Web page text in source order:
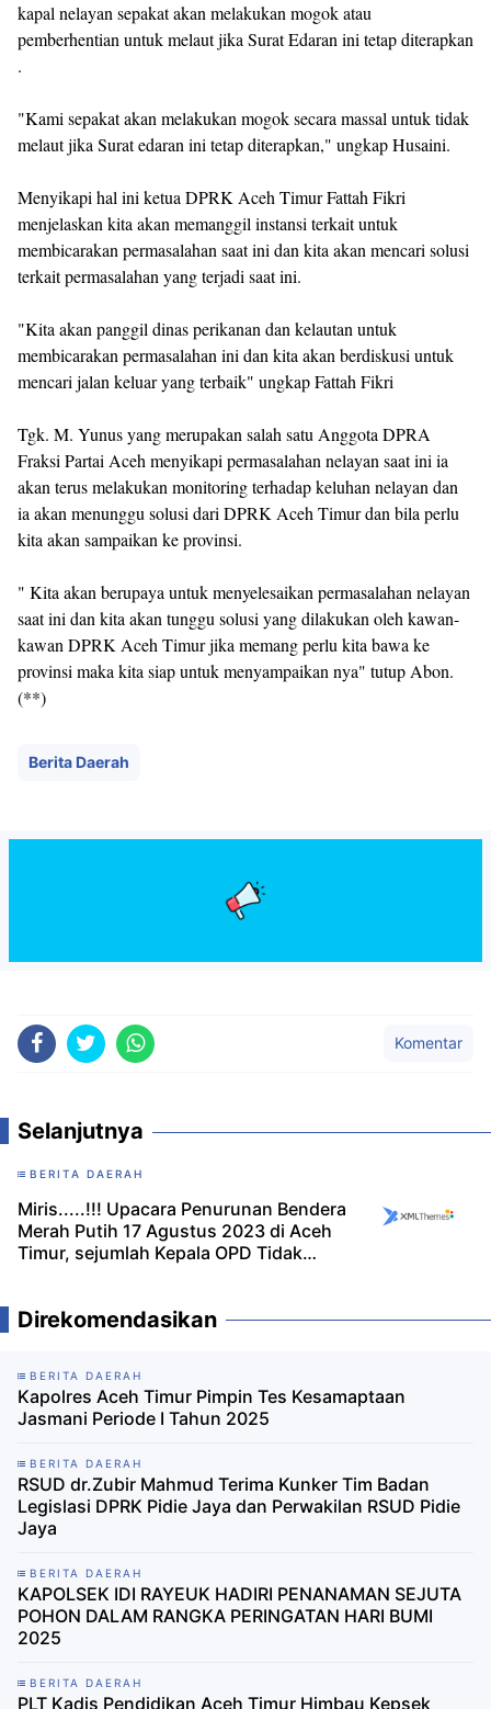
kapal nelayan sepakat akan melakukan mogok atau
pemberhentian untuk melaut jika Surat Edaran ini tetap diterapkan
.
"Kami sepakat akan melakukan mogok secara massal untuk tidak
melaut jika Surat edaran ini tetap diterapkan," ungkap Husaini.
Menyikapi hal ini ketua DPRK Aceh Timur Fattah Fikri
menjelaskan kita akan memanggil instansi terkait untuk
membicarakan permasalahan saat ini dan kita akan mencari solusi
terkait permasalahan yang terjadi saat ini.
"Kita akan panggil dinas perikanan dan kelautan untuk
membicarakan permasalahan ini dan kita akan berdiskusi untuk
mencari jalan keluar yang terbaik" ungkap Fattah Fikri
Tgk. M. Yunus yang merupakan salah satu Anggota DPRA
Fraksi Partai Aceh menyikapi permasalahan nelayan saat ini ia
akan terus melakukan monitoring terhadap keluhan nelayan dan
ia akan menunggu solusi dari DPRK Aceh Timur dan bila perlu
kita akan sampaikan ke provinsi.
" Kita akan berupaya untuk menyelesaikan permasalahan nelayan
saat ini dan kita akan tunggu solusi yang dilakukan oleh kawan-
kawan DPRK Aceh Timur jika memang perlu kita bawa ke
provinsi maka kita siap untuk menyampaikan nya" tutup Abon.
(**)
Berita Daerah
Komentar
Selanjutnya
BERITA DAERAH
Miris.....!!! Upacara Penurunan Bendera
Merah Putih 17 Agustus 2023 di Aceh
Timur, sejumlah Kepala OPD Tidak
Direkomendasikan
BERITA DAERAH
Kapolres Aceh Timur Pimpin Tes Kesamaptaan
Jasmani Periode I Tahun 2025
BERITA DAERAH
RSUD dr.Zubir Mahmud Terima Kunker Tim Badan
Legislasi DPRK Pidie Jaya dan Perwakilan RSUD Pidie
Jaya
BERITA DAERAH
KAPOLSEK IDI RAYEUK HADIRI PENANAMAN SEJUTA
POHON DALAM RANGKA PERINGATAN HARI BUMI
2025
BERITA DAERAH
PLT Kadis Pendidikan Aceh Timur Himbau Kepsek